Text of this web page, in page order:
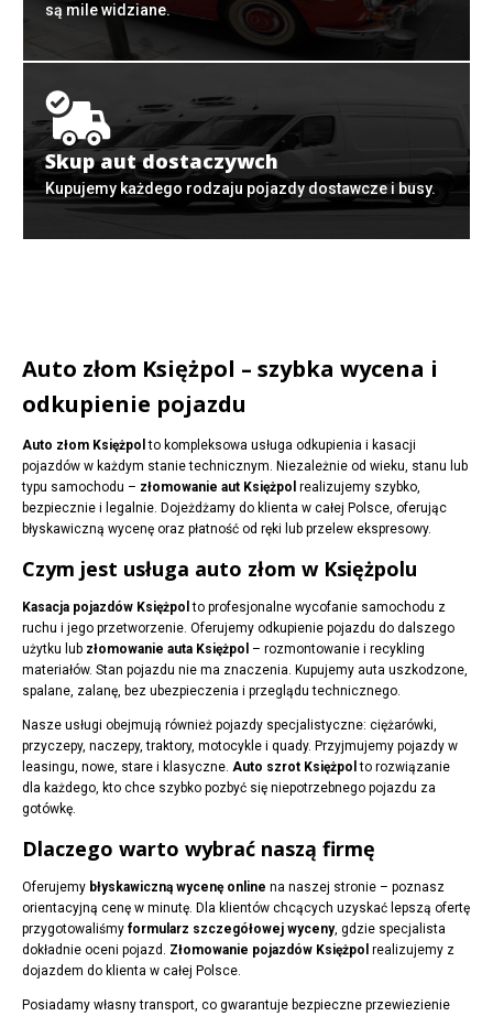
są mile widziane.
Skup aut dostaczywch
Kupujemy każdego rodzaju pojazdy dostawcze i busy.
Auto złom Księżpol – szybka wycena i
odkupienie pojazdu
Auto złom Księżpol to kompleksowa usługa odkupienia i kasacji
pojazdów w każdym stanie technicznym. Niezależnie od wieku, stanu lub
typu samochodu – złomowanie aut Księżpol realizujemy szybko,
bezpiecznie i legalnie. Dojeżdżamy do klienta w całej Polsce, oferując
błyskawiczną wycenę oraz płatność od ręki lub przelew ekspresowy.
Czym jest usługa auto złom w Księżpolu
Kasacja pojazdów Księżpol to profesjonalne wycofanie samochodu z
ruchu i jego przetworzenie. Oferujemy odkupienie pojazdu do dalszego
użytku lub złomowanie auta Księżpol – rozmontowanie i recykling
materiałów. Stan pojazdu nie ma znaczenia. Kupujemy auta uszkodzone,
spalane, zalanę, bez ubezpieczenia i przeglądu technicznego.
Nasze usługi obejmują również pojazdy specjalistyczne: ciężarówki,
przyczepy, naczepy, traktory, motocykle i quady. Przyjmujemy pojazdy w
leasingu, nowe, stare i klasyczne. Auto szrot Księżpol to rozwiązanie
dla każdego, kto chce szybko pozbyć się niepotrzebnego pojazdu za
gotówkę.
Dlaczego warto wybrać naszą firmę
Oferujemy błyskawiczną wycenę online na naszej stronie – poznasz
orientacyjną cenę w minutę. Dla klientów chcących uzyskać lepszą ofertę
przygotowaliśmy formularz szczegółowej wyceny, gdzie specjalista
dokładnie oceni pojazd. Złomowanie pojazdów Księżpol realizujemy z
dojazdem do klienta w całej Polsce.
Posiadamy własny transport, co gwarantuje bezpieczne przewiezienie